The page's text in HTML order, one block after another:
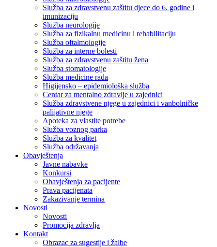
Služba za zdravstvenu zaštitu djece do 6. godine i
imunizaciju
Služba neurologije
Služba za fizikalnu medicinu i rehabilitaciju
Služba oftalmologije
Služba za interne bolesti
Služba za zdravstvenu zaštitu žena
Služba stomatologije
Služba medicine rada
Higijensko – epidemiološka služba
Centar za mentalno zdravlje u zajednici
Služba zdravstvene njege u zajednici i vanbolničke
palijativne njege
Apoteka za vlastite potrebe
Služba voznog parka
Služba za kvalitet
Služba održavanja
Obavještenja
Javne nabavke
Konkursi
Obavještenja za pacijente
Prava pacijenata
Zakazivanje termina
Novosti
Novosti
Promocija zdravlja
Kontakt
Obrazac za sugestije i žalbe